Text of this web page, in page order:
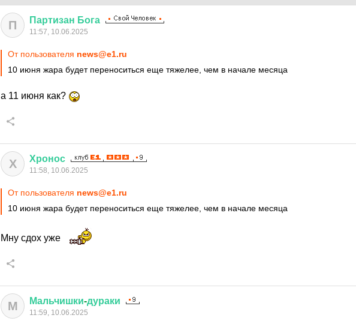
П Партизан Бога
11:57, 10.06.2025
От пользователя news@e1.ru
10 июня жара будет переноситься еще тяжелее, чем в начале месяца
а 11 июня как?
Х Хронос
11:58, 10.06.2025
От пользователя news@e1.ru
10 июня жара будет переноситься еще тяжелее, чем в начале месяца
Мну сдох уже
М Мальчишки-дураки
11:59, 10.06.2025